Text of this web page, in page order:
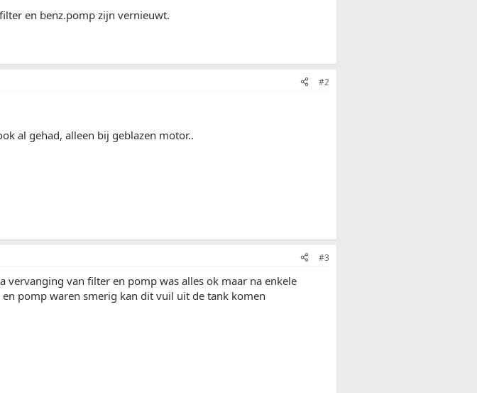
en benz.pomp zijn vernieuwt.
#2
al gehad, alleen bij geblazen motor..
#3
vervanging van filter en pomp was alles ok maar na enkele
pomp waren smerig kan dit vuil uit de tank komen